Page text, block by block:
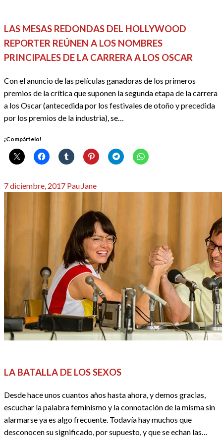
LAS MESAS REDONDAS DEL HOLLYWOOD
REPORTER REÚNEN A LOS NOMBRES
PRINCIPALES DE LA CARRERA A LOS OSCAR
Con el anuncio de las películas ganadoras de los primeros
premios de la crítica que suponen la segunda etapa de la carrera
a los Oscar (antecedida por los festivales de otoño y precedida
por los premios de la industria), se…
¡Compártelo!
Publicado
7 diciembre, 2017 Pau Jane
LA BATALLA DE LOS SEXOS
Desde hace unos cuantos años hasta ahora, y demos gracias,
escuchar la palabra feminismo y la connotación de la misma sin
alarmarse ya es algo frecuente. Todavía hay muchos que
desconocen su significado, por supuesto, y que se echan las…